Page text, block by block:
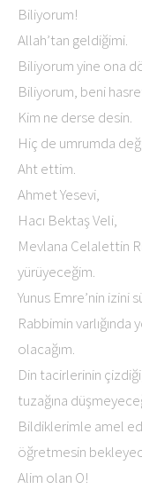
Biliyorum!
Allah’tan geldiğimi.
Biliyorum yine ona
Biliyorum, beni
Kim ne derse desin.
Hiç de umrumda
Aht ettim.
Ahmet Yesevi,
Hacı Bektaş Veli,
Mevlana Celalettin
yürüyeceğim.
Yunus Emre’nin izini
Rabbimin varlığında
olacağım.
Din tacirlerinin
tuzağına
Bildiklerimle amel
öğretmesin
Alim olan O!